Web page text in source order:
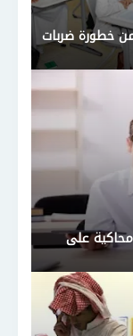
خطورة ضربات
على